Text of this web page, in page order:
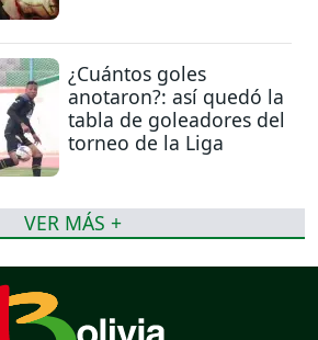
¿Cuántos goles
anotaron?: así quedó la
tabla de goleadores del
torneo de la Liga
VER MÁS +